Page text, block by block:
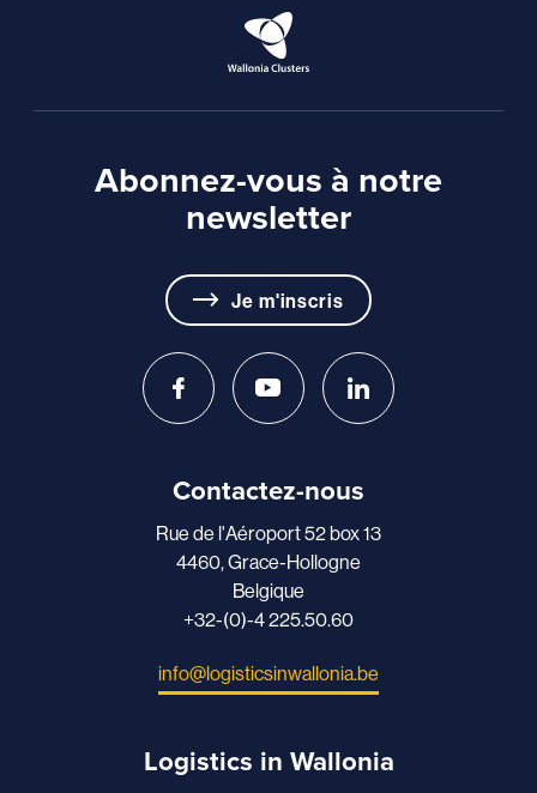
Abonnez-vous à notre
newsletter
Je m'inscris
Contactez-nous
Rue de l'Aéroport 52 box 13
4460, Grace-Hollogne
Belgique
+32-(0)-4 225.50.60
info@logisticsinwallonia.be
Logistics in Wallonia